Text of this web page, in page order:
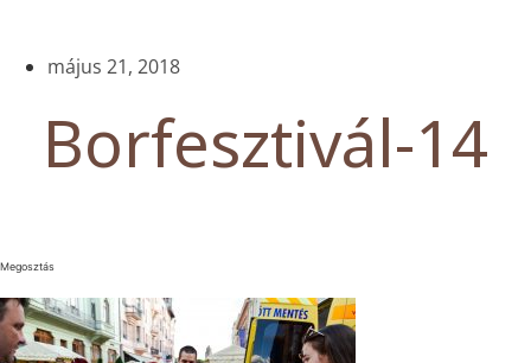
május 21, 2018
Borfesztivál-14
Megosztás